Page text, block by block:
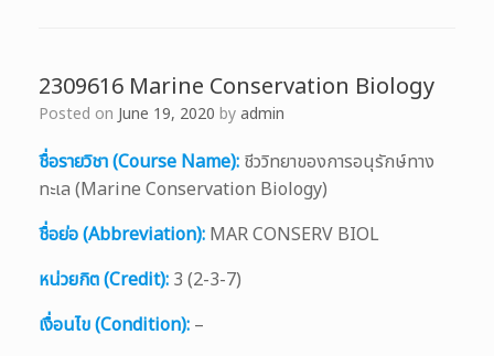
2309616 Marine Conservation Biology
Posted on June 19, 2020 byadmin
ชื่อรายวิชา (Course Name): ชีววิทยาของการอนุรักษ์ทาง
ทะเล (Marine Conservation Biology)
ชื่อย่อ (Abbreviation): MAR CONSERV BIOL
หน่วยกิต (Credit): 3 (2-3-7)
เงื่อนไข (Condition): –